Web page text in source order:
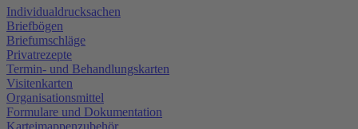
Individualdrucksachen
Briefbögen
Briefumschläge
Privatrezepte
Termin- und Behandlungskarten
Visitenkarten
Organisationsmittel
Formulare und Dokumentation
Karteimappenzubehör